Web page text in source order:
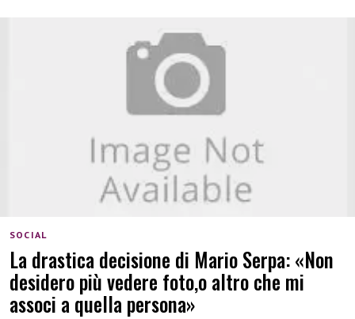
SOCIAL
La drastica decisione di Mario Serpa: «Non
desidero più vedere foto,o altro che mi
associ a quella persona»